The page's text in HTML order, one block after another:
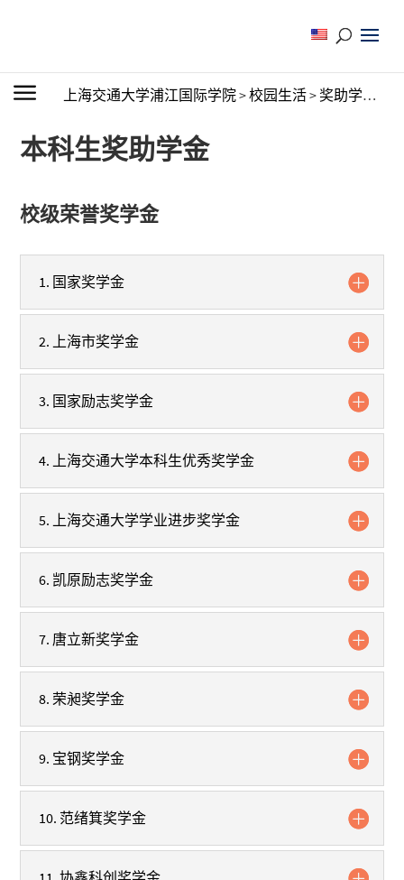
上海交通大学浦江国际学院>校园生活> 奖助学金
本科生奖助学金
校级荣誉奖学金
1. 国家奖学金
2. 上海市奖学金
3. 国家励志奖学金
4. 上海交通大学本科生优秀奖学金
5. 上海交通大学学业进步奖学金
6. 凯原励志奖学金
7. 唐立新奖学金
8. 荣昶奖学金
9. 宝钢奖学金
10. 范绪箕奖学金